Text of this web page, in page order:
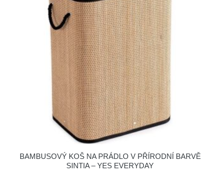
BAMBUSOVÝ KOŠ NA PRÁDLO V PŘÍRODNÍ BARVĚ
SINTIA – YES EVERYDAY